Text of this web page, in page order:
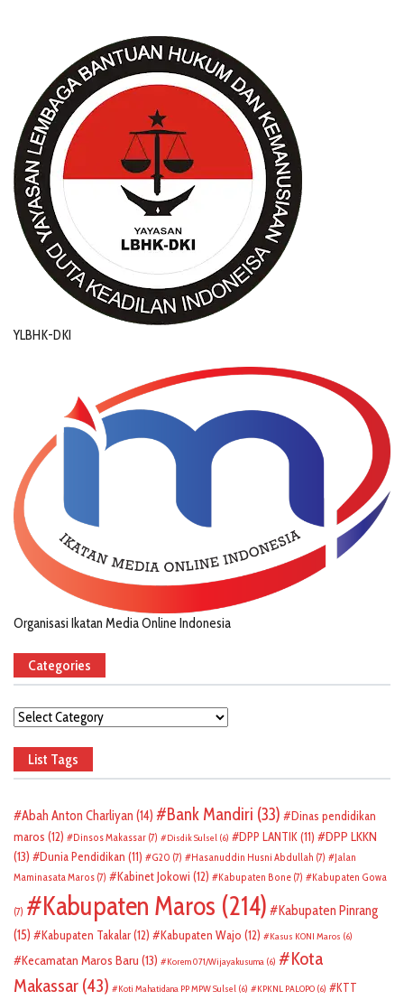
YLBHK-DKI
Organisasi Ikatan Media Online Indonesia
Categories
Categories
List Tags
Abah Anton Charliyan (14) Bank Mandiri (33)
Dinas pendidikan
maros (12) Dinsos Makassar (7) Disdik Sulsel (6) DPP LANTIK(11)
DPP LKKN
(13)
Dunia Pendidikan (11) G20 (7) Hasanuddin Husni Abdullah (7)
Jalan
Maminasata Maros (7) Kabinet Jokowi (12) Kabupaten Bone (7) Kabupaten Gowa
(7) Kabupaten Maros (214)
Kabupaten Pinrang
(15)
Kabupaten Takalar(12) Kabupaten Wajo (12) Kasus KONI Maros (6)
Kecamatan Maros Baru (13) Korem 071/Wijayakusuma (6)
Kota
Makassar (43) Koti Mahatidana PP MPW Sulsel (6) KPKNL PALOPO (6)
KTT